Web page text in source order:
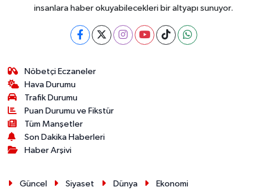
insanlara haber okuyabilecekleri bir altyapı sunuyor.
Nöbetçi Eczaneler
Hava Durumu
Trafik Durumu
Puan Durumu ve Fikstür
Tüm Manşetler
Son Dakika Haberleri
Haber Arşivi
Güncel Siyaset Dünya
Ekonomi